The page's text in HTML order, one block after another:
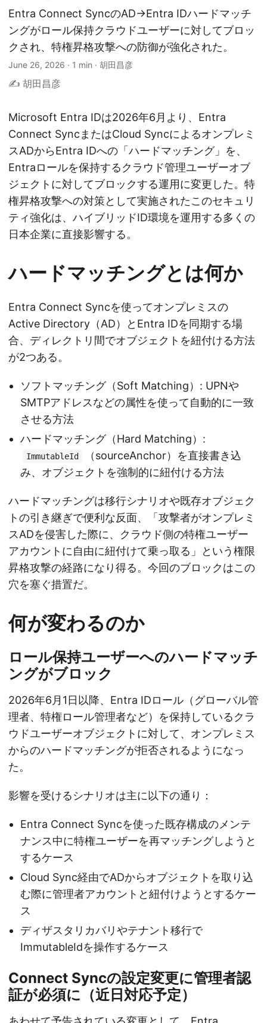
Entra Connect SyncのAD→Entra IDハードマッチ
ングがロール保持クラウドユーザーに対してブロッ
クされ、特権昇格攻撃への防御が強化された。
June 26, 2026 · 1 min · 胡田昌彦
✍️ 胡田昌彦
Microsoft Entra IDは2026年6月より、Entra
Connect SyncまたはCloud Syncによるオンプレミ
スADからEntra IDへの「ハードマッチング」を、
Entraロールを保持するクラウド管理ユーザーオブ
ジェクトに対してブロックする運用に変更した。特
権昇格攻撃への対策として実施されたこのセキュリ
ティ強化は、ハイブリッドID環境を運用する多くの
日本企業に直接影響する。
ハードマッチングとは何か
Entra Connect Syncを使ってオンプレミスの
Active Directory（AD）とEntra IDを同期する場
合、ディレクトリ間でオブジェクトを紐付ける方法
が2つある。
ソフトマッチング（Soft Matching）: UPNや
SMTPアドレスなどの属性を使って自動的に一致
させる方法
ハードマッチング（Hard Matching）:
ImmutableId
（sourceAnchor）を直接書き込
み、オブジェクトを強制的に紐付ける方法
ハードマッチングは移行シナリオや既存オブジェク
トの引き継ぎで便利な反面、「攻撃者がオンプレミ
スADを侵害した際に、クラウド側の特権ユーザー
アカウントに自由に紐付けて乗っ取る」という権限
昇格攻撃の経路になり得る。今回のブロックはこの
穴を塞ぐ措置だ。
何が変わるのか
ロール保持ユーザーへのハードマッチ
ングがブロック
2026年6月1日以降、Entra IDロール（グローバル管
理者、特権ロール管理者など）を保持しているクラ
ウドユーザーオブジェクトに対して、オンプレミス
からのハードマッチングが拒否されるようになっ
た。
影響を受けるシナリオは主に以下の通り：
Entra Connect Syncを使った既存構成のメンテ
ナンス中に特権ユーザーを再マッチングしようと
するケース
Cloud Sync経由でADからオブジェクトを取り込
む際に管理者アカウントと紐付けようとするケー
ス
ディザスタリカバリやテナント移行で
ImmutableIdを操作するケース
Connect Syncの設定変更に管理者認
証が必須に（近日対応予定）